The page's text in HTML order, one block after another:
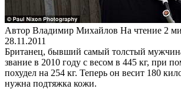
Автор Владимир Михайлов На чтение 2
28.11.2011
Британец, бывший самый толстый
звание в 2010 году с весом в 445 кг, при
похудел на 254 кг. Теперь он весит 180
нужна подтяжка кожи.